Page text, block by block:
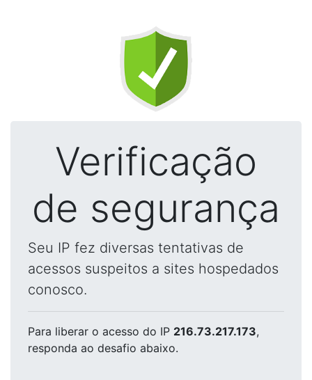
Verificação
de segurança
Seu IP fez diversas tentativas de
acessos suspeitos a sites hospedados
conosco.
Para liberar o acesso do IP 216.73.217.173,
responda ao desafio abaixo.